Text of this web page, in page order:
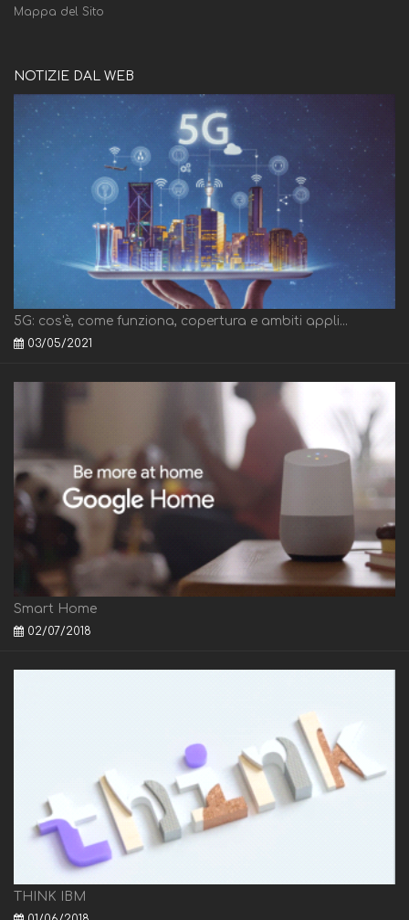
Mappa del Sito
NOTIZIE DAL WEB
5G: cos'è, come funziona, copertura e ambiti appli...
03/05/2021
Smart Home
02/07/2018
THINK IBM